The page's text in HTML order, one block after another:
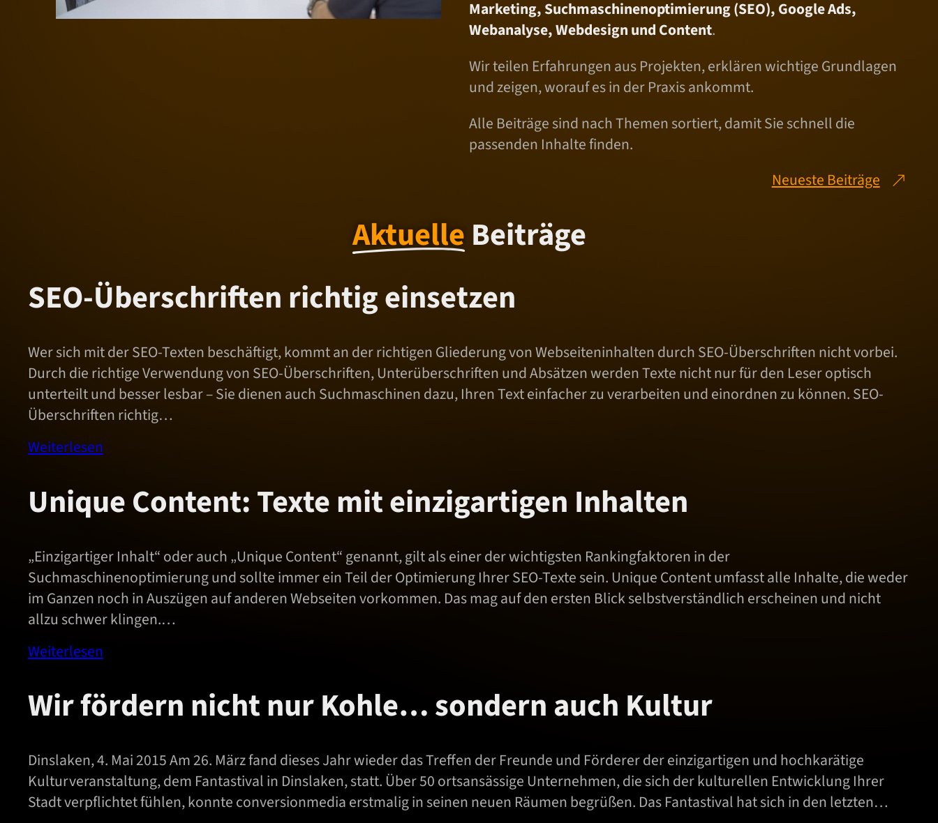
Marketing, Suchmaschinenoptimierung (SEO), Google Ads,
Webanalyse, Webdesign und Content.
Wir teilen Erfahrungen aus Projekten, erklären wichtige Grundlagen
und zeigen, worauf es in der Praxis ankommt.
Alle Beiträge sind nach Themen sortiert, damit Sie schnell die
passenden Inhalte finden.
Neueste Beiträge
Aktuelle Beiträge
SEO-Überschriften richtig einsetzen
Wer sich mit der SEO-Texten beschäftigt, kommt an der richtigen Gliederung von Webseiteninhalten durch SEO-Überschriften nicht vorbei.
Durch die richtige Verwendung von SEO-Überschriften, Unterüberschriften und Absätzen werden Texte nicht nur für den Leser optisch
unterteilt und besser lesbar – Sie dienen auch Suchmaschinen dazu, Ihren Text einfacher zu verarbeiten und einordnen zu können. SEO-
Überschriften richtig…
Weiterlesen
Unique Content: Texte mit einzigartigen Inhalten
„Einzigartiger Inhalt“ oder auch „Unique Content“ genannt, gilt als einer der wichtigsten Rankingfaktoren in der
Suchmaschinenoptimierung und sollte immer ein Teil der Optimierung Ihrer SEO-Texte sein. Unique Content umfasst alle Inhalte, die weder
im Ganzen noch in Auszügen auf anderen Webseiten vorkommen. Das mag auf den ersten Blick selbstverständlich erscheinen und nicht
allzu schwer klingen.…
Weiterlesen
Wir fördern nicht nur Kohle… sondern auch Kultur
Dinslaken, 4. Mai 2015 Am 26. März fand dieses Jahr wieder das Treffen der Freunde und Förderer der einzigartigen und hochkarätige
Kulturveranstaltung, dem Fantastival in Dinslaken, statt. Über 50 ortsansässige Unternehmen, die sich der kulturellen Entwicklung Ihrer
Stadt verpflichtet fühlen, konnte conversionmedia erstmalig in seinen neuen Räumen begrüßen. Das Fantastival hat sich in den letzten…